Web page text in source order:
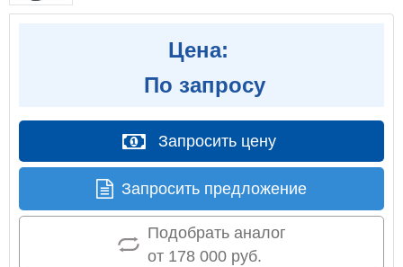
Цена:
По запросу
Запросить цену
Запросить предложение
Подобрать аналог
от 178 000 руб.